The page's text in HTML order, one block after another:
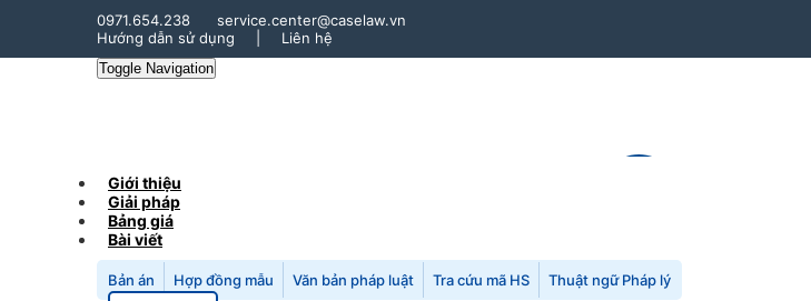
0971.654.238
service.center@caselaw.vn
Hướng dẫn sử dụng
Liên hệ
Toggle Navigation
Giới thiệu
Giải pháp
Bảng giá
Bài viết
Bản án Hợp đồng mẫu Văn bản pháp luật Tra cứu mã HS Thuật ngữ Pháp lý